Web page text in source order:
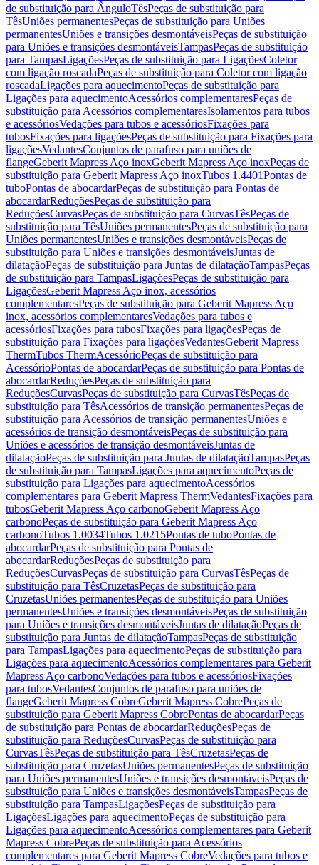
de substituição para ÂnguloTêsPeças de substituição para
TêsUniões permanentesPeças de substituição para Uniões
permanentesUniões e transições desmontáveisPeças de substituição
para Uniões e transições desmontáveisTampasPeças de substituição
para TampasLigaçõesPeças de substituição para LigaçõesColetor
com ligação roscadaPeças de substituição para Coletor com ligação
roscadaLigações para aquecimentoPeças de substituição para
Ligações para aquecimentoAcessórios complementaresPeças de
substituição para Acessórios complementaresIsolamentos para tubos
e acessóriosVedações para tubos e acessóriosFixações para
tubosFixações para ligaçõesPeças de substituição para Fixações para
ligaçõesVedantesConjuntos de parafuso para uniões de
flangeGeberit Mapress Aço inoxGeberit Mapress Aço inoxPeças de
substituição para Geberit Mapress Aço inoxTubos 1.4401Pontas de
tuboPontas de abocardarPeças de substituição para Pontas de
abocardarReduçõesPeças de substituição para
ReduçõesCurvasPeças de substituição para CurvasTêsPeças de
substituição para TêsUniões permanentesPeças de substituição para
Uniões permanentesUniões e transições desmontáveisPeças de
substituição para Uniões e transições desmontáveisJuntas de
dilataçãoPeças de substituição para Juntas de dilataçãoTampasPeças
de substituição para TampasLigaçõesPeças de substituição para
LigaçõesGeberit Mapress Aço inox, acessórios
complementaresPeças de substituição para Geberit Mapress Aço
inox, acessórios complementaresVedações para tubos e
acessóriosFixações para tubosFixações para ligaçõesPeças de
substituição para Fixações para ligaçõesVedantesGeberit Mapress
ThermTubos ThermAcessórioPeças de substituição para
AcessórioPontas de abocardarPeças de substituição para Pontas de
abocardarReduçõesPeças de substituição para
ReduçõesCurvasPeças de substituição para CurvasTêsPeças de
substituição para TêsAcessórios de transição permanentesPeças de
substituição para Acessórios de transição permanentesUniões e
acessórios de transição desmontáveisPeças de substituição para
Uniões e acessórios de transição desmontáveisJuntas de
dilataçãoPeças de substituição para Juntas de dilataçãoTampasPeças
de substituição para TampasLigações para aquecimentoPeças de
substituição para Ligações para aquecimentoAcessórios
complementares para Geberit Mapress ThermVedantesFixações para
tubosGeberit Mapress Aço carbonoGeberit Mapress Aço
carbonoPeças de substituição para Geberit Mapress Aço
carbonoTubos 1.0034Tubos 1.0215Pontas de tuboPontas de
abocardarPeças de substituição para Pontas de
abocardarReduçõesPeças de substituição para
ReduçõesCurvasPeças de substituição para CurvasTêsPeças de
substituição para TêsCruzetasPeças de substituição para
CruzetasUniões permanentesPeças de substituição para Uniões
permanentesUniões e transições desmontáveisPeças de substituição
para Uniões e transições desmontáveisJuntas de dilataçãoPeças de
substituição para Juntas de dilataçãoTampasPeças de substituição
para TampasLigações para aquecimentoPeças de substituição para
Ligações para aquecimentoAcessórios complementares para Geberit
Mapress Aço carbonoVedações para tubos e acessóriosFixações
para tubosVedantesConjuntos de parafuso para uniões de
flangeGeberit Mapress CobreGeberit Mapress CobrePeças de
substituição para Geberit Mapress CobrePontas de abocardarPeças
de substituição para Pontas de abocardarReduçõesPeças de
substituição para ReduçõesCurvasPeças de substituição para
CurvasTêsPeças de substituição para TêsCruzetasPeças de
substituição para CruzetasUniões permanentesPeças de substituição
para Uniões permanentesUniões e transições desmontáveisPeças de
substituição para Uniões e transições desmontáveisTampasPeças de
substituição para TampasLigaçõesPeças de substituição para
LigaçõesLigações para aquecimentoPeças de substituição para
Ligações para aquecimentoAcessórios complementares para Geberit
Mapress CobrePeças de substituição para Acessórios
complementares para Geberit Mapress CobreVedações para tubos e